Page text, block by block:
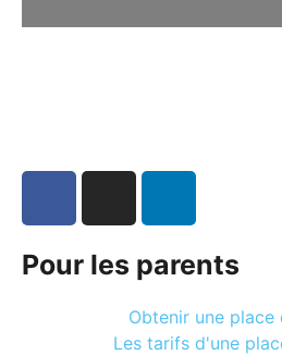
Pour les parents
Obtenir une place
Les tarifs d'une